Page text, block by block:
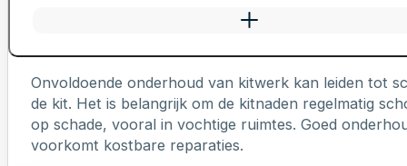
Onvoldoende onderhoud van kitwerk kan leiden tot
de kit. Het is belangrijk om de kitnaden regelmatig
op schade, vooral in vochtige ruimtes. Goed
voorkomt kostbare reparaties.